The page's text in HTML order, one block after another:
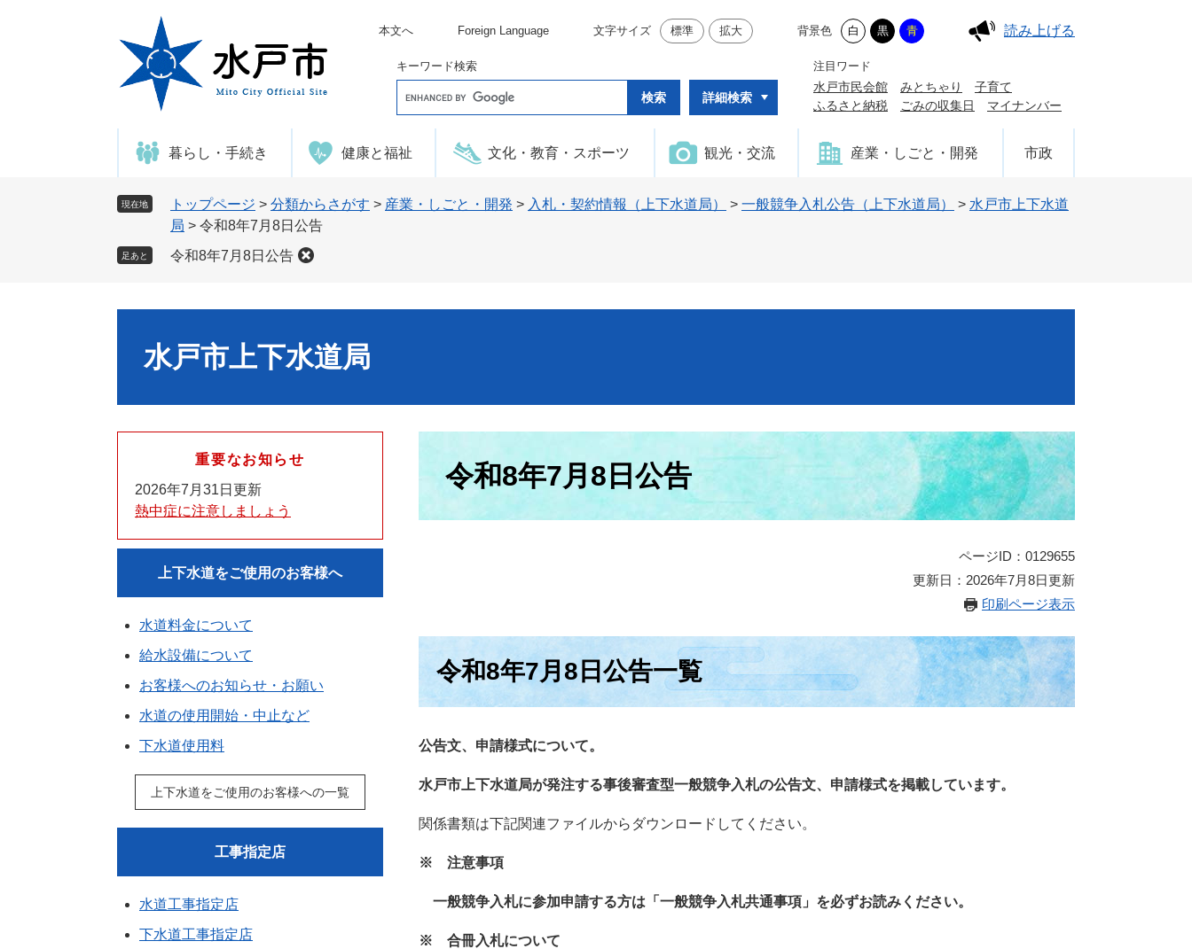
本文へ Foreign Language 文字サイズ 標準 拡大 背景色 白 黒 青 読み上げる
キーワード検索
o
e
タ
ム
詳細検索
注目ワード
水戸市民会館 みとちゃり
子育て
ふるさと納税
ごみの収集日 マイナンバー
暮らし・手続き 健康と福祉 文化・教育・スポーツ 観光・交流 産業・しごと・開発 市政
現在地 トップページ > 分類からさがす > 産業・しごと・開発 > 入札・契約情報（上下水道局） > 一般競争入札公告（上下水道局） > 水戸市上下水道
局 > 令和8年7月8日公告
足あと 令和8年7月8日公告
水戸市上下水道局
令和8年7月8日公告
ページID：0129655
更新日：2026年7月8日更新
印刷ページ表示
​令和8年7月8日公告一覧
公告文、申請様式について。
水戸市上下水道局が発注する事後審査型一般競争入札の公告文、申請様式を掲載しています。
関係書類は下記関連ファイルからダウンロードしてください。
※ 注意事項
一般競争入札に参加申請する方は「一般競争入札共通事項」を必ずお読みください。
※ 合冊入札について
重要なお知らせ
2026年7月31日更新
熱中症に注意しましょう
上下水道をご使用のお客様へ
水道料金について
給水設備について
お客様へのお知らせ・お願い
水道の使用開始・中止など
下水道使用料
上下水道をご使用のお客様への一覧
工事指定店
水道工事指定店
下水道工事指定店